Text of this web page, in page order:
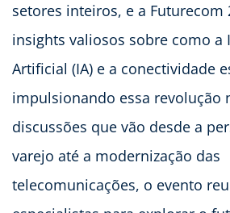
setores inteiros, e a Futurecom
insights valiosos sobre como a
Artificial (IA) e a conectividade
impulsionando essa revolução
discussões que vão desde a
varejo até a modernização das
telecomunicações, o evento